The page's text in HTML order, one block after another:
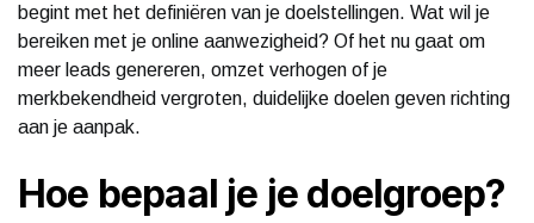
begint met het definiëren van je doelstellingen. Wat wil je
bereiken met je online aanwezigheid? Of het nu gaat om
meer leads genereren, omzet verhogen of je
merkbekendheid vergroten, duidelijke doelen geven richting
aan je aanpak.
Hoe bepaal je je doelgroep?